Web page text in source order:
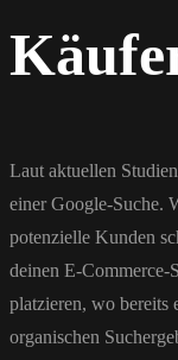
Laut aktuellen
einer Google-Suche.
potenzielle Kunden
deinen E-Commerce-
platzieren, wo bereits
organischen